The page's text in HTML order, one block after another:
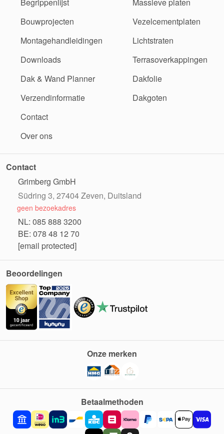
Begrippenlijst
Bouwprojecten
Montagehandleidingen
Downloads
Dak & Wand Planner
Verzendinformatie
Contact
Over ons
Massieve platen
Vezelcementplaten
Lichtstraten
Terrasoverkappingen
Dakfolie
Dakgoten
Contact
Grimberg GmbH
Südring 3, 27404 Zeven, Duitsland
geen bezoekadres
NL: 085 888 3200
BE: 078 48 12 70
[email protected]
Beoordelingen
Betaalmethoden
Onze merken